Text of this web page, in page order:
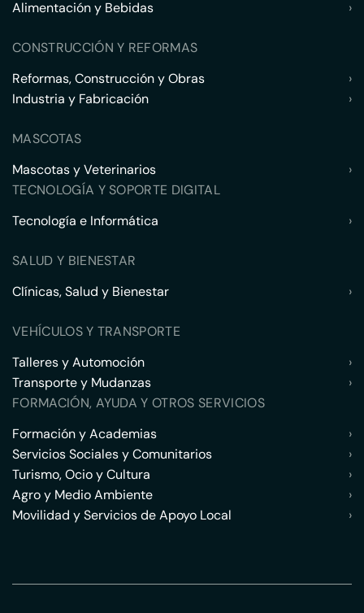
Alimentación y Bebidas
›
CONSTRUCCIÓN Y REFORMAS
Reformas, Construcción y Obras
›
Industria y Fabricación
›
MASCOTAS
Mascotas y Veterinarios
›
TECNOLOGÍA Y SOPORTE DIGITAL
Tecnología e Informática
›
SALUD Y BIENESTAR
Clínicas, Salud y Bienestar
›
VEHÍCULOS Y TRANSPORTE
Talleres y Automoción
›
Transporte y Mudanzas
›
FORMACIÓN, AYUDA Y OTROS SERVICIOS
Formación y Academias
›
Servicios Sociales y Comunitarios
›
Turismo, Ocio y Cultura
›
Agro y Medio Ambiente
›
Movilidad y Servicios de Apoyo Local
›